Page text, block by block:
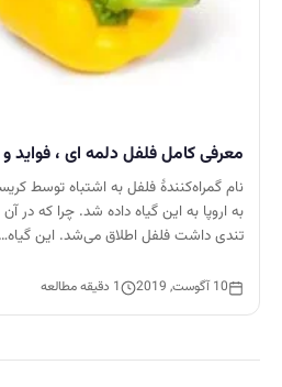
معرفی کامل فلفل دلمه ای ، فواید
نام گمراه‌کنندهٔ فلفل به اشتباه توسط
به اروپا به این گیاه داده شد. چرا که در
تندی داشت فلفل اطلاق می‌شد. این گیاه…
10 آگوست, 2019 1 دقیقه مطالعه